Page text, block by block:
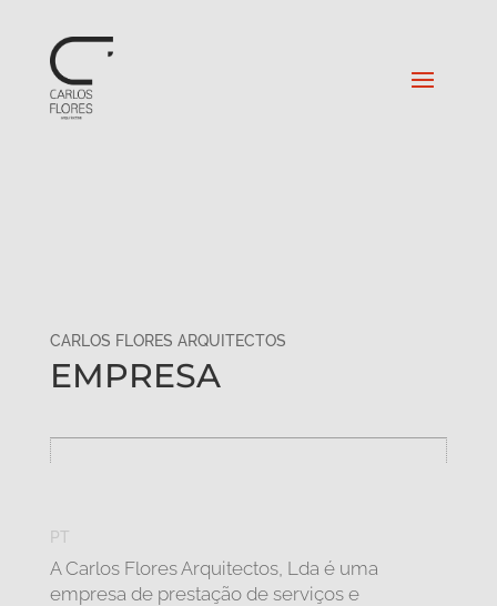
CARLOS FLORES ARQUITECTOS
EMPRESA
PT
A Carlos Flores Arquitectos, Lda é uma
empresa de prestação de serviços e